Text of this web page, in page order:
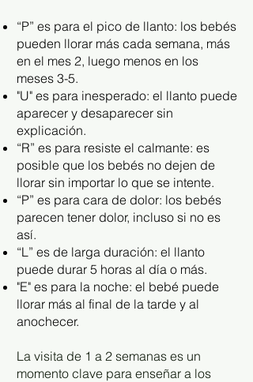
“P” es para el pico de llanto: los bebés
pueden llorar más cada semana, más
en el mes 2, luego menos en los
meses 3-5.
"U" es para inesperado: el llanto puede
aparecer y desaparecer sin
explicación.
“R” es para resiste el calmante: es
posible que los bebés no dejen de
llorar sin importar lo que se intente.
“P” es para cara de dolor: los bebés
parecen tener dolor, incluso si no es
así.
“L” es de larga duración: el llanto
puede durar 5 horas al día o más.
"E" es para la noche: el bebé puede
llorar más al final de la tarde y al
anochecer.
La visita de 1 a 2 semanas es un
momento clave para enseñar a los